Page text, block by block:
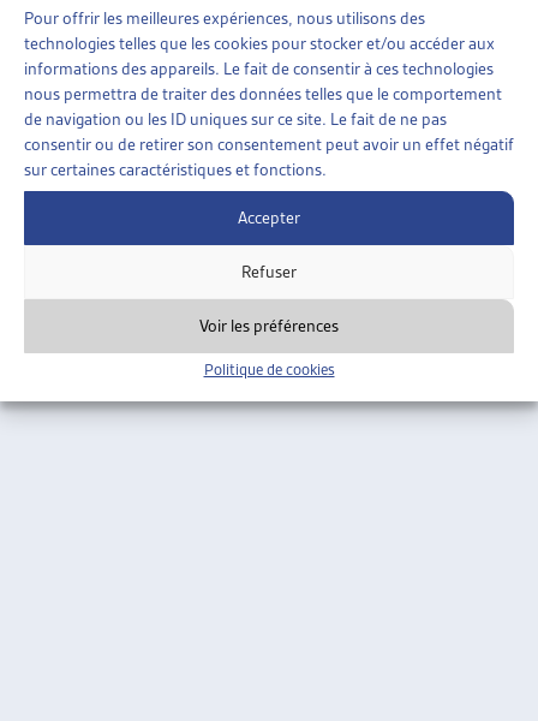
Pour offrir les meilleures expériences, nous utilisons des
technologies telles que les cookies pour stocker et/ou accéder aux
informations des appareils. Le fait de consentir à ces technologies
nous permettra de traiter des données telles que le comportement
de navigation ou les ID uniques sur ce site. Le fait de ne pas
consentir ou de retirer son consentement peut avoir un effet négatif
sur certaines caractéristiques et fonctions.
Accepter
Refuser
Voir les préférences
Politique de cookies
cours qui comporte le résumé des objets traités
durant [...]
Parlement »Objets terminés